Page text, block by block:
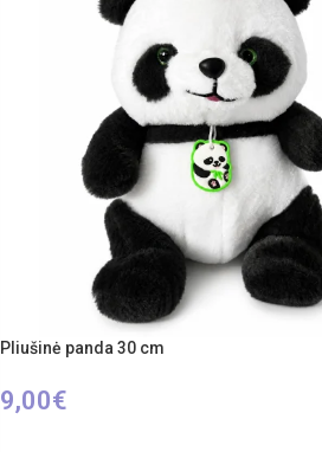
Pliušinė panda 30 cm
9,00€